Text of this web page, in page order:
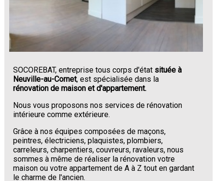
SOCOREBAT, entreprise tous corps d'état située à
Neuville-au-Cornet, est spécialisée dans la
rénovation de maison et d'appartement.
Nous vous proposons nos services de rénovation
intérieure comme extérieure.
Grâce à nos équipes composées de maçons,
peintres, électriciens, plaquistes, plombiers,
carreleurs, charpentiers, couvreurs, ravaleurs, nous
sommes à même de réaliser la rénovation votre
maison ou votre appartement de A à Z tout en gardant
le charme de l'ancien.